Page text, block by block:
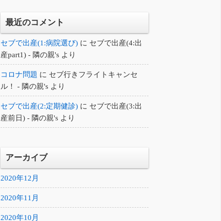
最近のコメント
セブで出産(1:病院選び) に セブで出産(4:出
産part1) - 隣の親's より
コロナ問題 に セブ行きフライトキャンセ
ル！ - 隣の親's より
セブで出産(2:定期健診) に セブで出産(3:出
産前日) - 隣の親's より
アーカイブ
2020年12月
2020年11月
2020年10月